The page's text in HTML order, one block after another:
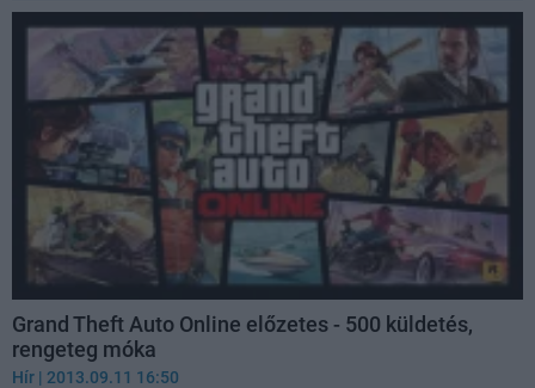
Grand Theft Auto Online előzetes - 500 küldetés,
rengeteg móka
Hír | 2013.09.11 16:50